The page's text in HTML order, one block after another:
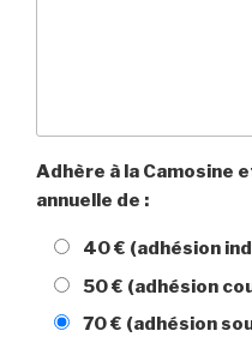
Adhère à la Camosine
annuelle de :
40 € (adhésion
50 € (adhésion
70 € (adhésion